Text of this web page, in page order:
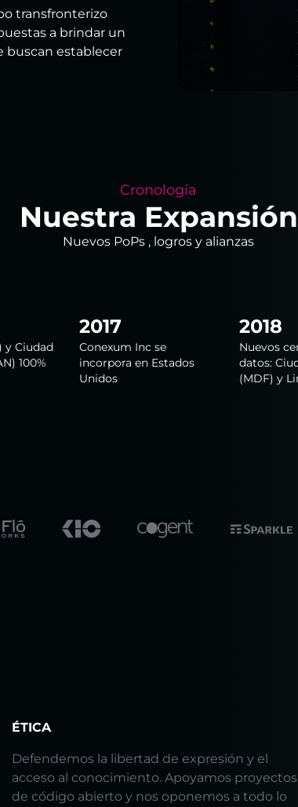
transfronterizo
a brindar un
buscan establecer
Cronología
Nuestra Expansión
Nuevos PoPs , logros y alianzas
y Ciudad
100%
2017
Conexum Inc se
incorpora en Estados
Unidos
2018
Nuevos
datos:
(MDF) y
ÉTICA
Defendemos la libertad de expresión y el
acceso al conocimiento. Apoyamos proyectos
de código abierto y nos oponemos a todo lo